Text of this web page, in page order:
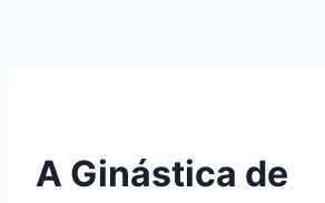
A Ginástica de